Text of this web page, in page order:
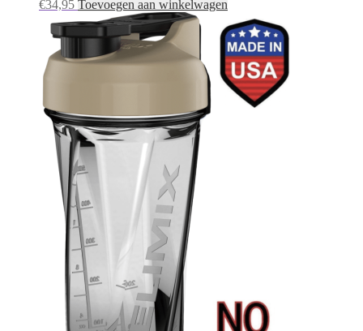
€34,95 Toevoegen aan winkelwagen